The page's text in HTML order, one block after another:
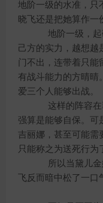
地阶一级的水准，只
晓飞还是把她算作一
地阶一级，起
己方的实力，越想越
门不出，连带着只
有战斗能力的方晴晴
爱三个人能够出战。
这样的阵容在
强算是能够自保。可
吉丽娜，甚至可能需
只能称之为送死行为
所以当黛儿金
飞反而暗中松了一口